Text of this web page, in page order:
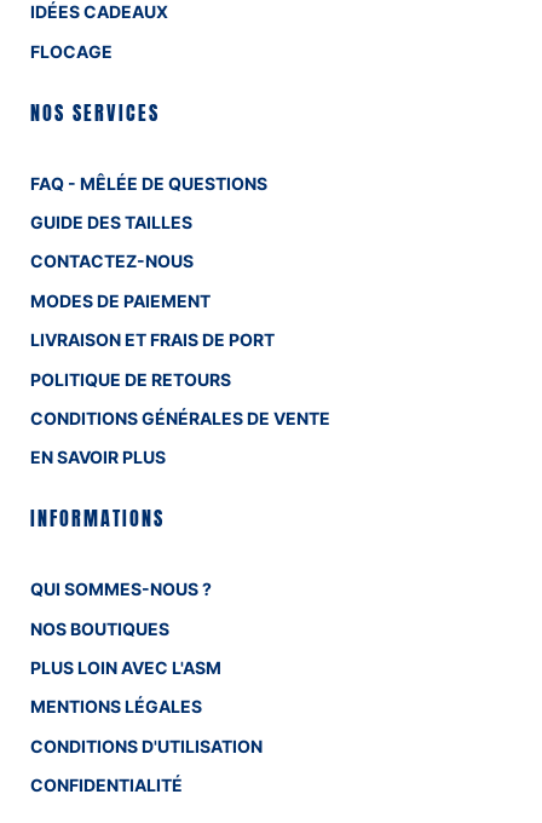
IDÉES CADEAUX
FLOCAGE
NOS SERVICES
FAQ - MÊLÉE DE QUESTIONS
GUIDE DES TAILLES
CONTACTEZ-NOUS
MODES DE PAIEMENT
LIVRAISON ET FRAIS DE PORT
POLITIQUE DE RETOURS
CONDITIONS GÉNÉRALES DE VENTE
EN SAVOIR PLUS
INFORMATIONS
QUI SOMMES-NOUS ?
NOS BOUTIQUES
PLUS LOIN AVEC L'ASM
MENTIONS LÉGALES
CONDITIONS D'UTILISATION
CONFIDENTIALITÉ